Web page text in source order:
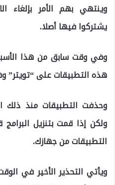
وينتهي بهم الأمر بإلغاء
يشتركوا فيها أصلا.
وفي وقت سابق من هذا
هذه التطبيقات على “تويتر”
وحذفت التطبيقات منذ ذلك
ولكن إذا قمت بتنزيل
التطبيقات من جهازك.
ويأتي التحذير الأخير في